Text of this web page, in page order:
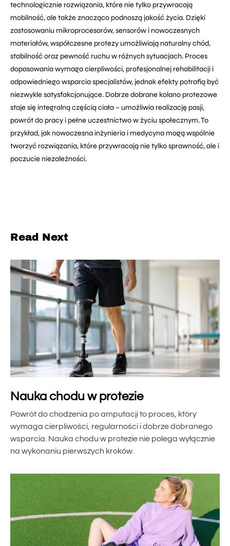
technologicznie rozwiązania, które nie tylko przywracają
mobilność, ale także znacząco podnoszą jakość życia. Dzięki
zastosowaniu mikroprocesorów, sensorów i nowoczesnych
materiałów, współczesne protezy umożliwiają naturalny chód,
stabilność oraz pewność ruchu w różnych sytuacjach. Proces
dopasowania wymaga cierpliwości, profesjonalnej rehabilitacji i
odpowiedniego wsparcia specjalistów, jednak efekty potrafią być
niezwykle satysfakcjonujące. Dobrze dobrane kolano protezowe
staje się integralną częścią ciała – umożliwia realizację pasji,
powrót do pracy i pełne uczestnictwo w życiu społecznym. To
przykład, jak nowoczesna inżynieria i medycyna mogą wspólnie
tworzyć rozwiązania, które przywracają nie tylko sprawność, ale i
poczucie niezależności.
Read Next
Nauka chodu w protezie
Powrót do chodzenia po amputacji to proces, który
wymaga cierpliwości, regularności i dobrze dobranego
wsparcia. Nauka chodu w protezie nie polega wyłącznie
na wykonaniu pierwszych kroków.